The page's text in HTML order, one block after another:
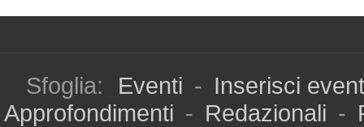
Sfoglia: Eventi - Inserisci
Approfondimenti - Redazionali -